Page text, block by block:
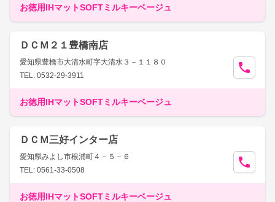
お徳用IHマットSOFTミルキーベージュ
ＤＣＭ２１豊橋南店
愛知県豊橋市大清水町字大清水３－１１８０
TEL: 0532-29-3911
お徳用IHマットSOFTミルキーベージュ
ＤＣＭ三好インター店
愛知県みよし市根浦町４－５－６
TEL: 0561-33-0508
お徳用IHマットSOFTミルキーベージュ